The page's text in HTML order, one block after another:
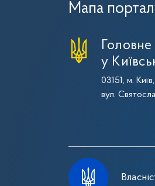
Мапа
у
03151, м. Київ,
вул.